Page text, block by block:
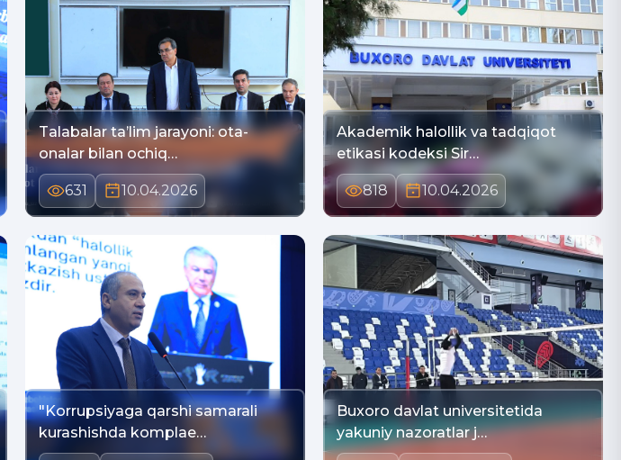
Talabalar ta’lim jarayoni: ota-
onalar bilan ochiq…
631 10.04.2026
Akademik halollik va tadqiqot
etikasi kodeksi Sir…
818 10.04.2026
"Korrupsiyaga qarshi samarali
kurashishda komplae…
Buxoro davlat universitetida
yakuniy nazoratlar j…